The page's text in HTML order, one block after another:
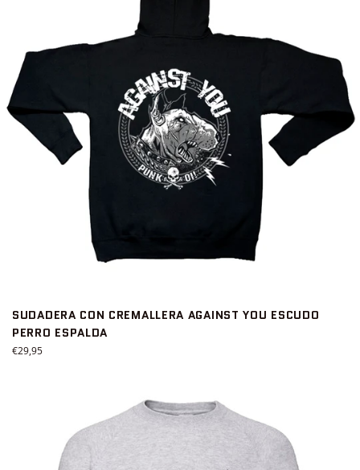
SUDADERA CON CREMALLERA AGAINST YOU ESCUDO
PERRO ESPALDA
Precio
€29,95